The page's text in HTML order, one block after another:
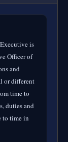
is
Officer of
and
or different
time to
duties and
to time in